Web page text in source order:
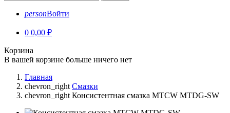
personВойти
0 0,00 ₽
Корзина
В вашей корзине больше ничего нет
Главная
chevron_right Смазки
chevron_right Консистентная смазка MTCW MTDG-SW